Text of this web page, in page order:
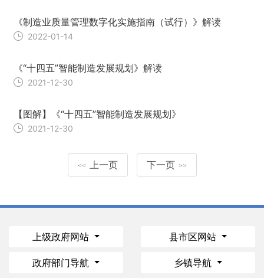
《制造业质量管理数字化实施指南（试行）》解读
2022-01-14
《“十四五”智能制造发展规划》解读
2021-12-30
【图解】《“十四五”智能制造发展规划》
2021-12-30
<< 上一页 下一页 >>
上级政府网站 县市区网站
政府部门导航 乡镇导航